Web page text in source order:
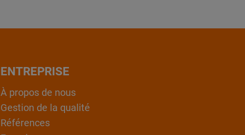
ENTREPRISE
À propos de nous
Gestion de la qualité
Références